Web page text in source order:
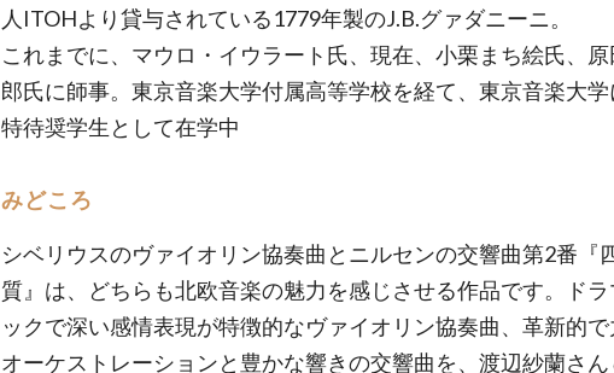
人ITOHより貸与されている1779年製のJ.B.グァダニーニ。
これまでに、マウロ・イウラート氏、現在、小栗まち絵氏、
郎氏に師事。東京音楽大学付属高等学校を経て、東京音楽大学
特待奨学生として在学中
みどころ
シベリウスのヴァイオリン協奏曲とニルセンの交響曲第2番『
質』は、どちらも北欧音楽の魅力を感じさせる作品です。ドラ
ックで深い感情表現が特徴的なヴァイオリン協奏曲、革新的
オーケストレーションと豊かな響きの交響曲を、渡辺紗蘭さん